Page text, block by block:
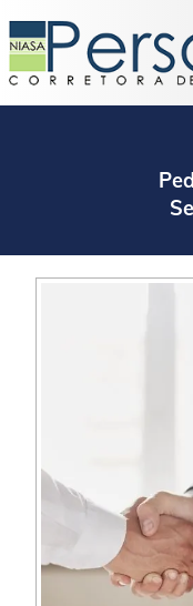
Informações▼